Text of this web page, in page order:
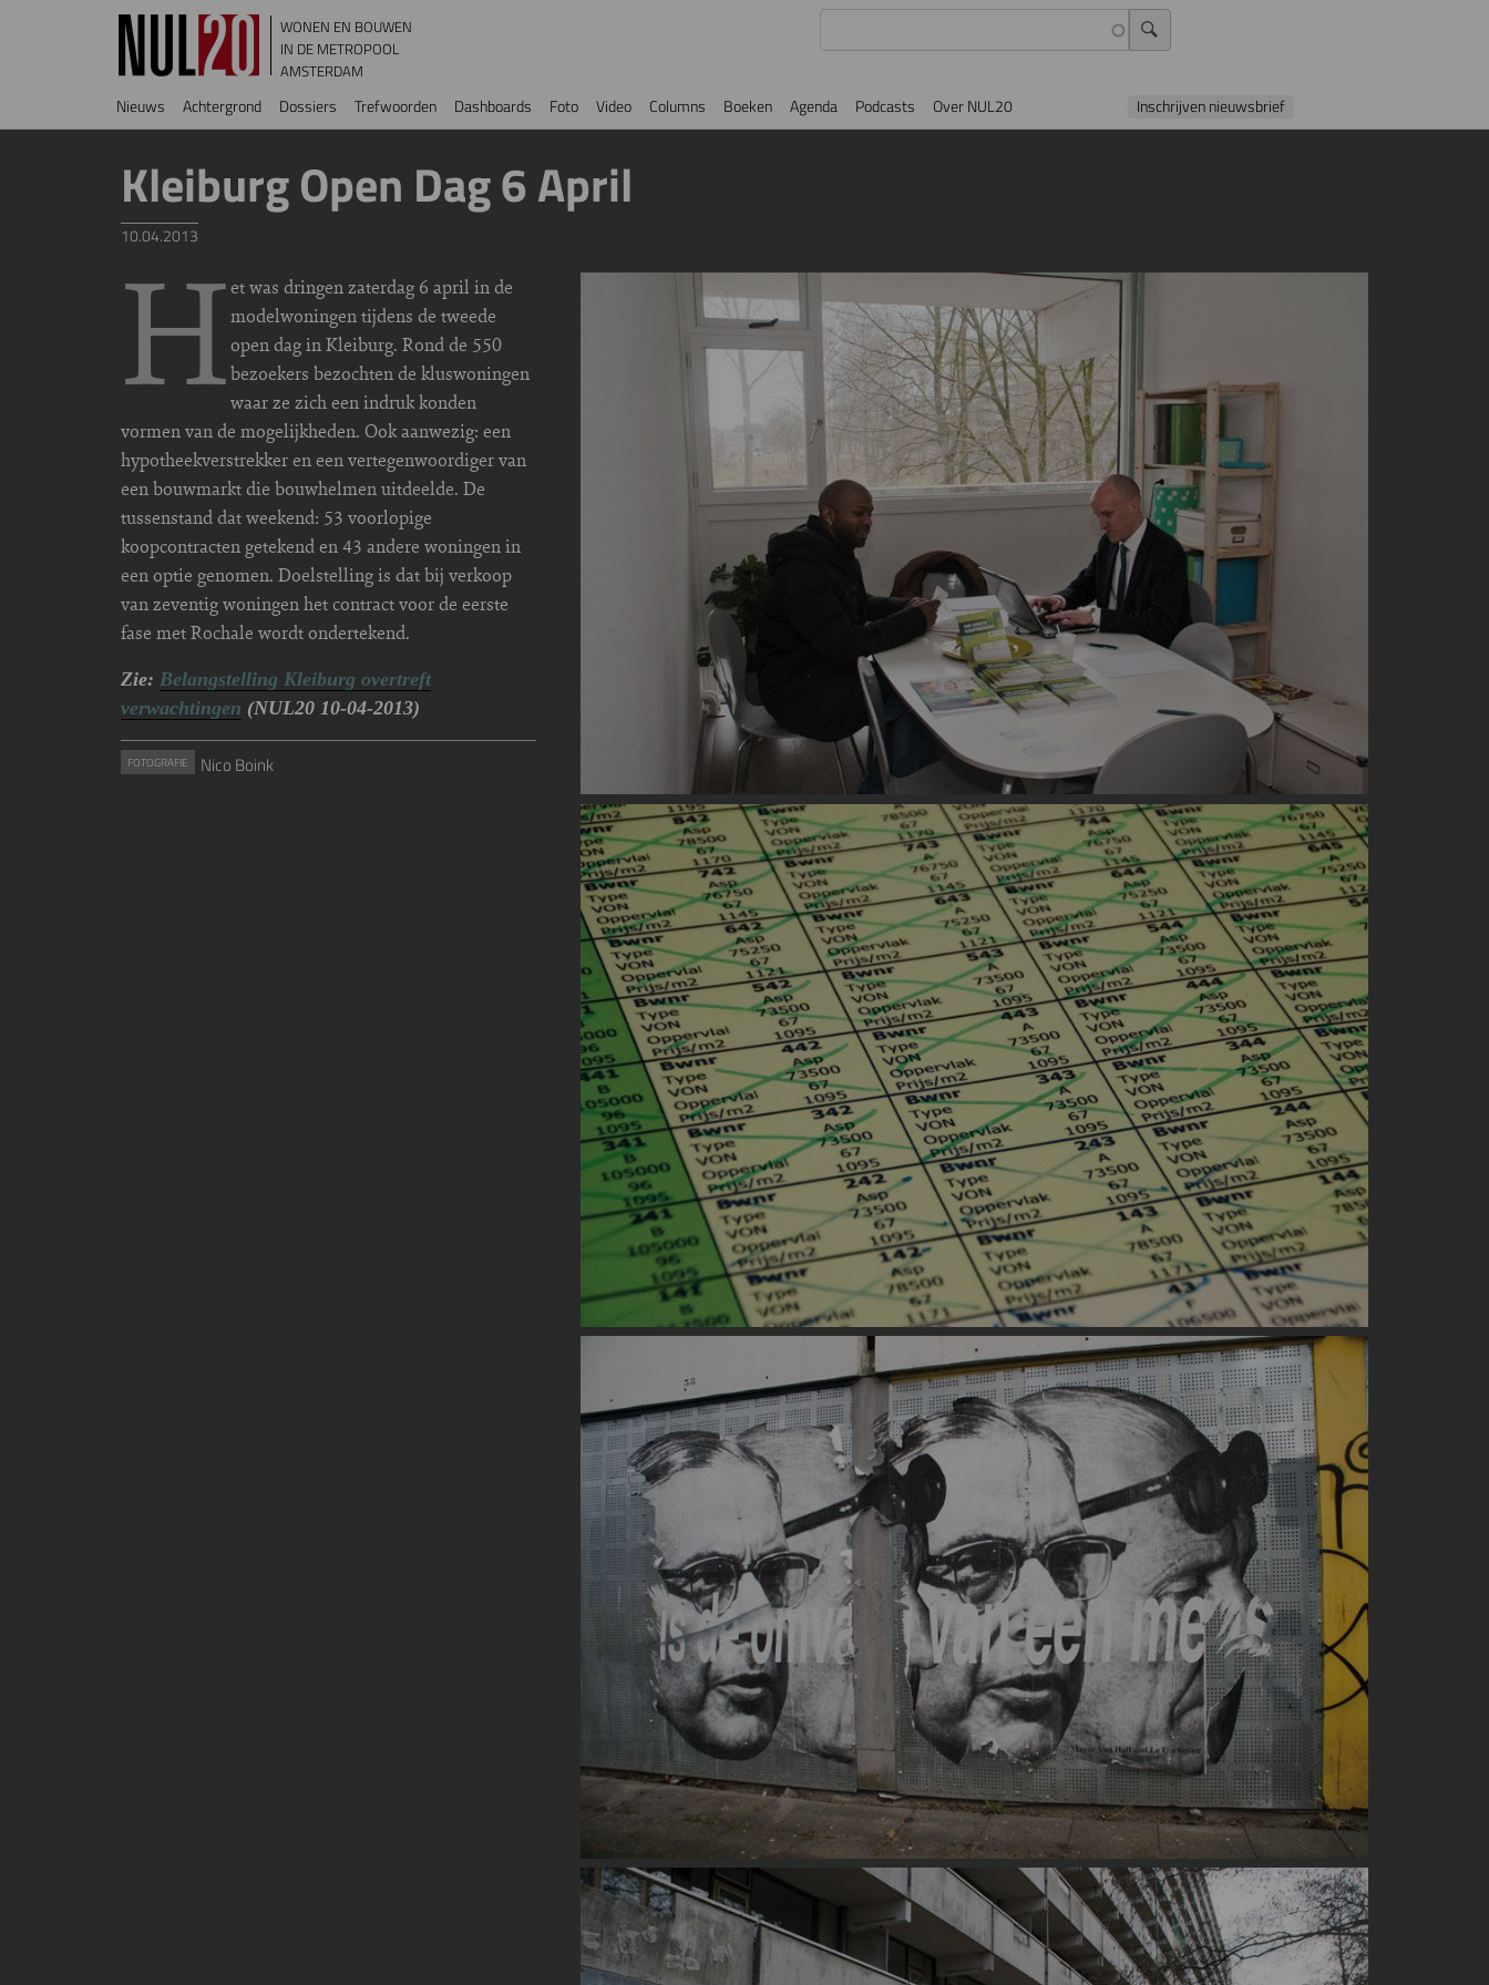
Overslaan en naar de inhoud gaan
WONEN EN BOUWEN
IN DE METROPOOL
AMSTERDAM
Hoofdnavigatie
Nieuws Achtergrond Dossiers Trefwoorden Dashboards Foto Video Columns Boeken Agenda Podcasts Over NUL20 Inschrijven nieuwsbrief
Kleiburg Open Dag 6 April
10.04.2013
Het was dringen zaterdag 6 april in de
modelwoningen tijdens de tweede
open dag in Kleiburg. Rond de 550
bezoekers bezochten de kluswoningen
waar ze zich een indruk konden
vormen van de mogelijkheden. Ook aanwezig: een
hypotheekverstrekker en een vertegenwoordiger van
een bouwmarkt die bouwhelmen uitdeelde. De
tussenstand dat weekend: 53 voorlopige
koopcontracten getekend en 43 andere woningen in
een optie genomen. Doelstelling is dat bij verkoop
van zeventig woningen het contract voor de eerste
fase met Rochale wordt ondertekend.
Zie: Belangstelling Kleiburg overtreft
verwachtingen (NUL20 10-04-2013)
FOTOGRAFIE Nico Boink
Image
Image